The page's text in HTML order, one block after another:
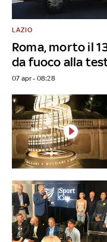
Roma, morto il
da fuoco alla
LAZIO
07 apr - 08:28